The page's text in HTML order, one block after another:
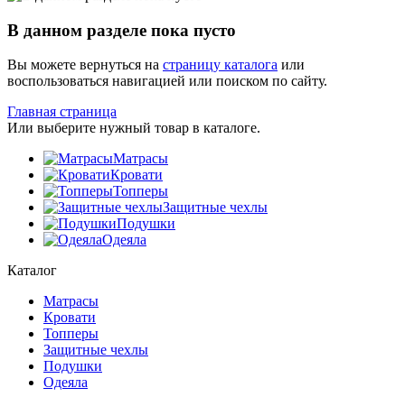
В данном разделе пока пусто
Вы можете вернуться на страницу каталога или
воспользоваться навигацией или поиском по сайту.
Главная страница
Или выберите нужный товар в каталоге.
Матрасы
Кровати
Топперы
Защитные чехлы
Подушки
Одеяла
Каталог
Матрасы
Кровати
Топперы
Защитные чехлы
Подушки
Одеяла